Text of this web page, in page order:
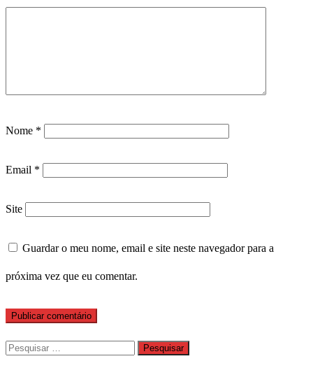
Nome *
Email *
Site
Guardar o meu nome, email e site neste navegador para a
próxima vez que eu comentar.
Pesquisar
por: